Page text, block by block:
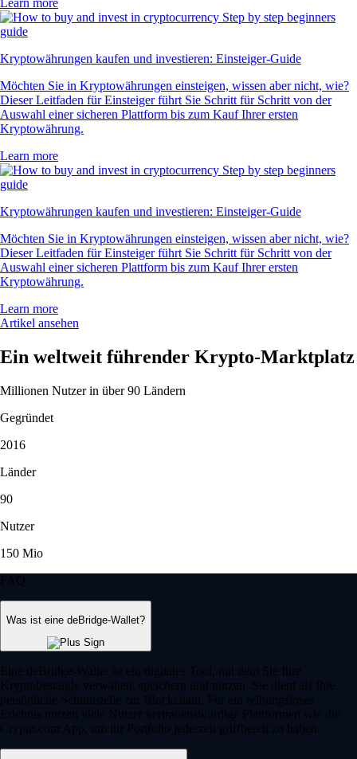
Learn more
Kryptowährungen kaufen und investieren: Einsteiger-Guide
Möchten Sie in Kryptowährungen einsteigen, wissen aber nicht, wie?
Dieser Leitfaden für Einsteiger führt Sie Schritt für Schritt von der
Auswahl einer sicheren Plattform bis zum Kauf Ihrer ersten
Kryptowährung.
Learn more
Kryptowährungen kaufen und investieren: Einsteiger-Guide
Möchten Sie in Kryptowährungen einsteigen, wissen aber nicht, wie?
Dieser Leitfaden für Einsteiger führt Sie Schritt für Schritt von der
Auswahl einer sicheren Plattform bis zum Kauf Ihrer ersten
Kryptowährung.
Learn more
Artikel ansehen
Ein weltweit führender Krypto-Marktplatz
Millionen Nutzer in über 90 Ländern
Gegründet
2016
Länder
90
Nutzer
150 Mio
FAQ
Was ist eine deBridge-Wallet?
Eine deBridge-Wallet ist ein digitales Tool, mit dem Sie Ihre
Kryptobestände verwalten, speichern und nutzen. Sie dient als Ihre
persönliche Schnittstelle zur Blockchain. Für ein reibungsloses
Erlebnis nutzen viele Nutzer vertrauenswürdige Plattformen wie die
Crypto.com App, um ihr Portfolio jederzeit griffbereit zu haben.